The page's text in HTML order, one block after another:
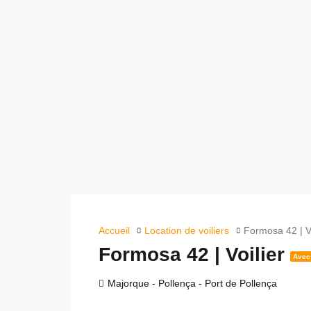
Accueil Location de voiliers Formosa 42 |
Formosa 42 | Voilier
Majorque - Pollença - Port de Pollença